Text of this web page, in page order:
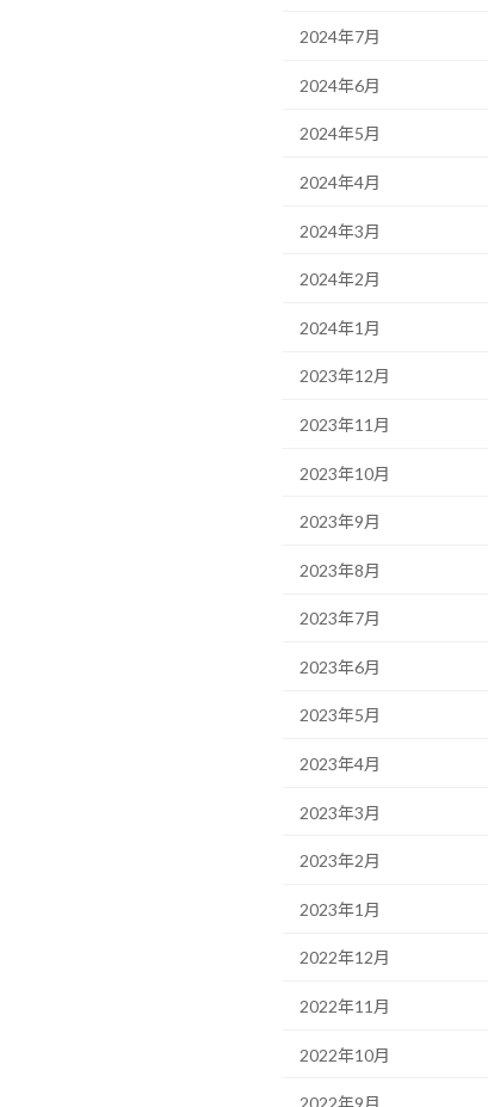
2024年7月
2024年6月
2024年5月
2024年4月
2024年3月
2024年2月
2024年1月
2023年12月
2023年11月
2023年10月
2023年9月
2023年8月
2023年7月
2023年6月
2023年5月
2023年4月
2023年3月
2023年2月
2023年1月
2022年12月
2022年11月
2022年10月